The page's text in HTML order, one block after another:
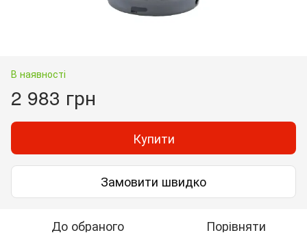
В наявності
2 983 грн
Купити
Замовити швидко
До обраного Порівняти